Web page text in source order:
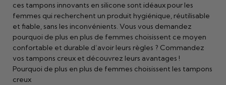
ces tampons innovants en silicone sont idéaux pour les
femmes qui recherchent un produit hygiénique, réutilisable
et fiable, sans les inconvénients. Vous vous demandez
pourquoi de plus en plus de femmes choisissent ce moyen
confortable et durable d’avoir leurs règles ? Commandez
vos tampons creux et découvrez leurs avantages !
Pourquoi de plus en plus de femmes choisissent les tampons
creux